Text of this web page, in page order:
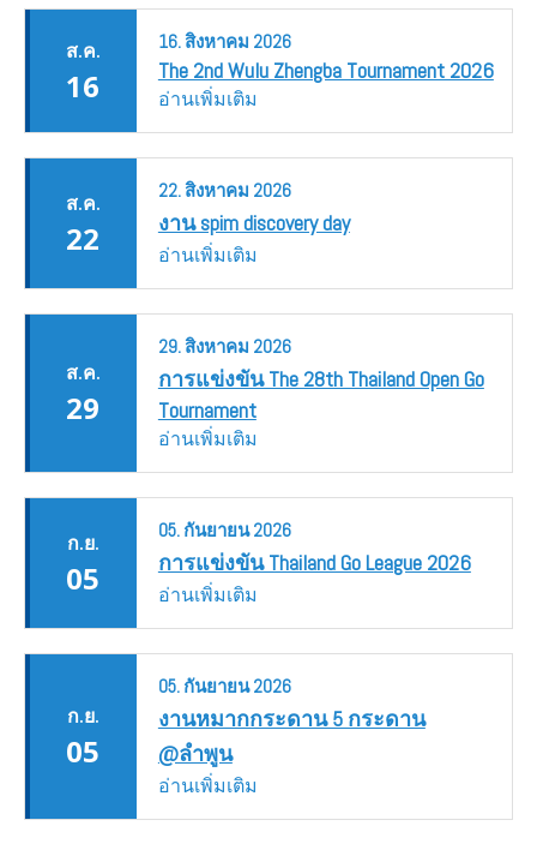
ส.ค.
16
16.สิงหาคม 2026
The 2nd Wulu Zhengba Tournament 2026
อ่านเพิ่มเติม
ส.ค.
22
22.สิงหาคม 2026
งาน spim discovery day
อ่านเพิ่มเติม
ส.ค.
29
29.สิงหาคม 2026
การแข่งขัน The 28th Thailand Open Go
Tournament
อ่านเพิ่มเติม
ก.ย.
05
05. กันยายน2026
การแข่งขัน Thailand Go League 2026
อ่านเพิ่มเติม
ก.ย.
05
05. กันยายน2026
งานหมากกระดาน 5 กระดาน
@ลำพูน
อ่านเพิ่มเติม